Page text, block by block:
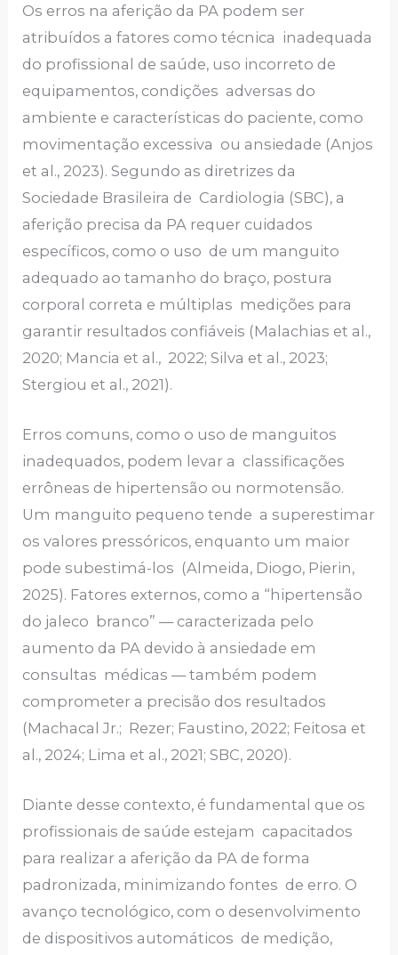
Os erros na aferição da PA podem ser
atribuídos a fatores como técnica inadequada
do profissional de saúde, uso incorreto de
equipamentos, condições adversas do
ambiente e características do paciente, como
movimentação excessiva ou ansiedade (Anjos
et al., 2023). Segundo as diretrizes da
Sociedade Brasileira de Cardiologia (SBC), a
aferição precisa da PA requer cuidados
específicos, como o uso de um manguito
adequado ao tamanho do braço, postura
corporal correta e múltiplas medições para
garantir resultados confiáveis (Malachias et al.,
2020; Mancia et al., 2022; Silva et al., 2023;
Stergiou et al., 2021).
Erros comuns, como o uso de manguitos
inadequados, podem levar a classificações
errôneas de hipertensão ou normotensão.
Um manguito pequeno tende a superestimar
os valores pressóricos, enquanto um maior
pode subestimá-los (Almeida, Diogo, Pierin,
2025). Fatores externos, como a “hipertensão
do jaleco branco” — caracterizada pelo
aumento da PA devido à ansiedade em
consultas médicas — também podem
comprometer a precisão dos resultados
(Machacal Jr.; Rezer; Faustino, 2022; Feitosa et
al., 2024; Lima et al., 2021; SBC, 2020).
Diante desse contexto, é fundamental que os
profissionais de saúde estejam capacitados
para realizar a aferição da PA de forma
padronizada, minimizando fontes de erro. O
avanço tecnológico, com o desenvolvimento
de dispositivos automáticos de medição,